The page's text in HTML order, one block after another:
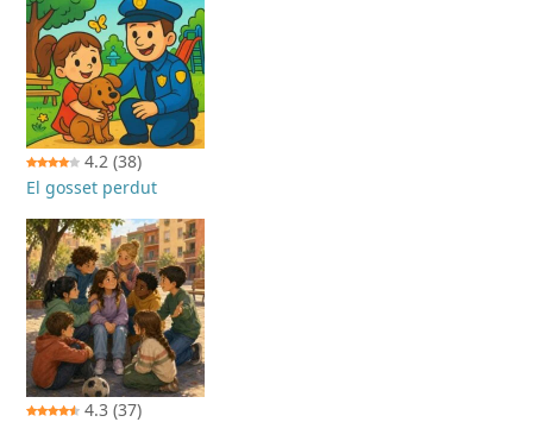
4.2 (38)
El gosset perdut
4.3 (37)